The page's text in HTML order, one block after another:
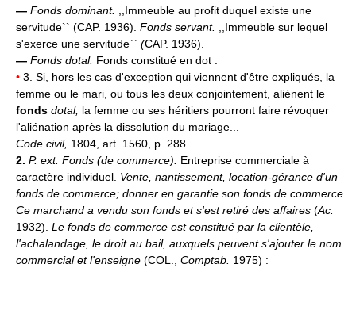
— Fonds dominant.
,,Immeuble au profit duquel existe une
servitude`` (CAP. 1936). Fonds servant.
,,Immeuble sur lequel
s'exerce une servitude`` (CAP. 1936).
— Fonds dotal. Fonds constitué en dot :
• 3. Si, hors les cas d'exception qui viennent d'être expliqués, la
femme ou le mari, ou tous les deux conjointement, aliènent le
fonds dotal, la femme ou ses héritiers pourront faire révoquer
l'aliénation après la dissolution du mariage...
Code civil, 1804, art. 1560, p. 288.
2. P. ext. Fonds (de commerce). Entreprise commerciale à
caractère individuel. Vente, nantissement, location-gérance d'un
fonds de commerce; donner en garantie son fonds de commerce.
Ce marchand a vendu son fonds et s'est retiré des affaires (Ac.
1932). Le fonds de commerce est constitué par la clientèle,
l'achalandage, le droit au bail, auxquels peuvent s'ajouter le nom
commercial et l'enseigne (COL., Comptab. 1975) :